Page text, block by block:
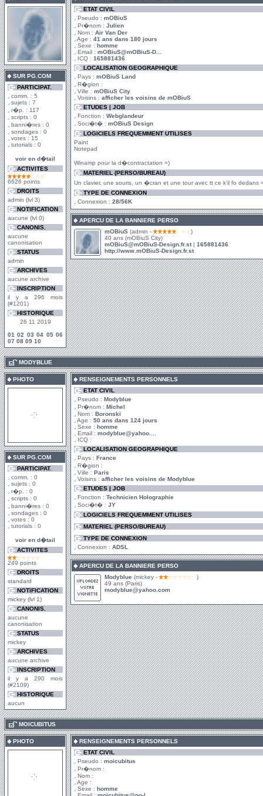
SUR PG.COM
PARTICIPAT.
comm. : 5
sujets : 7
r�p. : 117
scripts : 0
banni�res : 0
sondages : 0
votes : 15
tutorials : 0
voir en d�tail
ACTIVITES
6626 points
DROITS
admin (lvl 3)
NOTIFICATION
aucune (lvl 0)
CANONIS.
aucune
canonisation
STATUS
admin
ARCHIVES
aucune archive
INSCRIPTION
il y a 296 mois
(#1201)
HISTORIQUE
26 11 2019
01 02 03 04 05 06
07 08 09 10
ETAT CIVIL
Pseudo : mOBiuS
Pr�nom : Julien
Nom : Air Van Der
Age : 41 ans dans 180 jours
Sexe : homme
Email : mOBiuS@mOBiuS-D...
ICQ : 165881436
LOCALISATION GEOGRAPHIQUE
Pays : mOBiuS Land
R�gion :
Ville : mOBiuS City
Voisins : afficher les voisins de mOBiuS
ETUDES | JOB
Fonction : Webglandeur
Soci�t� : mOBiuS Design
LOGICIELS FREQUEMMENT UTILISES
Paint
Notepad
Winamp pour la d�contractation =)
MATERIEL (PERSO/BUREAU)
Un clavier, une souris, un �cran et une tour avec tt ce k'il fo dedans
TYPE DE CONNEXION
Connexion : 28/56K
APERCU DE LA BANNIERE PERSO
mOBiuS (admin -
)
40 ans (mOBiuS City)
mOBiuS@mOBiuS-Design.fr.st| 165881436
http://www.mOBiuS-Design.fr.st
MODYBLUE
PHOTO
SUR PG.COM
PARTICIPAT.
comm. : 0
sujets : 0
r�p. : 0
scripts : 0
banni�res : 0
sondages : 0
votes : 0
tutorials : 0
voir en d�tail
ACTIVITES
249 points
DROITS
standard
NOTIFICATION
mickey (lvl 1)
CANONIS.
aucune
canonisation
STATUS
mickey
ARCHIVES
aucune archive
INSCRIPTION
il y a 290 mois
(#2109)
HISTORIQUE
aucun
RENSEIGNEMENTS PERSONNELS
ETAT CIVIL
Pseudo : Modyblue
Pr�nom : Michel
Nom : Boronski
Age : 50 ans dans 124 jours
Sexe : homme
Email : modyblue@yahoo....
ICQ :
LOCALISATION GEOGRAPHIQUE
Pays : France
R�gion :
Ville : Paris
Voisins : afficher les voisins de Modyblue
ETUDES | JOB
Fonction : Technicien Holographie
Soci�t� : JY
LOGICIELS FREQUEMMENT UTILISES
MATERIEL (PERSO/BUREAU)
TYPE DE CONNEXION
Connexion : ADSL
APERCU DE LA BANNIERE PERSO
Modyblue (mickey -
)
49 ans (Paris)
modyblue@yahoo.com
MOICUBITUS
PHOTO
RENSEIGNEMENTS PERSONNELS
ETAT CIVIL
Pseudo : moicubitus
Pr�nom :
Nom :
Age :
Sexe : homme